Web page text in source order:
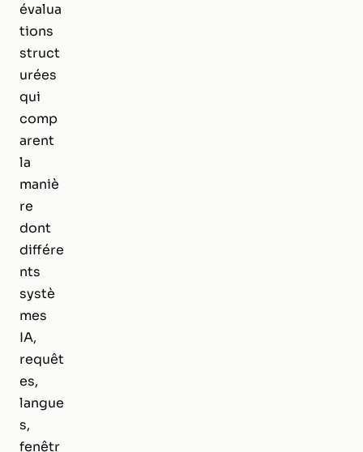
évalua
tions
struct
urées
qui
comp
arent
la
maniè
re
dont
différe
nts
systè
mes
IA,
requêt
es,
langue
s,
fenêtr